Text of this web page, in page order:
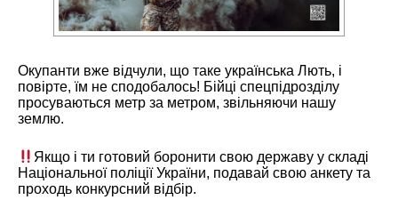
Окупанти вже відчули, що таке українська Лють, і
повірте, їм не сподобалось! Бійці спецпідрозділу
просуваються метр за метром, звільняючи нашу
землю.
Якщо і ти готовий боронити свою державу у складі
Національної поліції України, подавай свою анкету та
проходь конкурсний відбір.